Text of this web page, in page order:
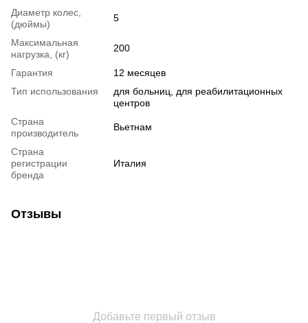
Диаметр колес,
(дюймы)
5
Максимальная
нагрузка, (кг)
200
Гарантия
12 месяцев
Тип использования
для больниц, для реабилитационных
центров
Страна
производитель
Вьетнам
Страна
регистрации
бренда
Италия
Отзывы
Добавьте первый отзыв